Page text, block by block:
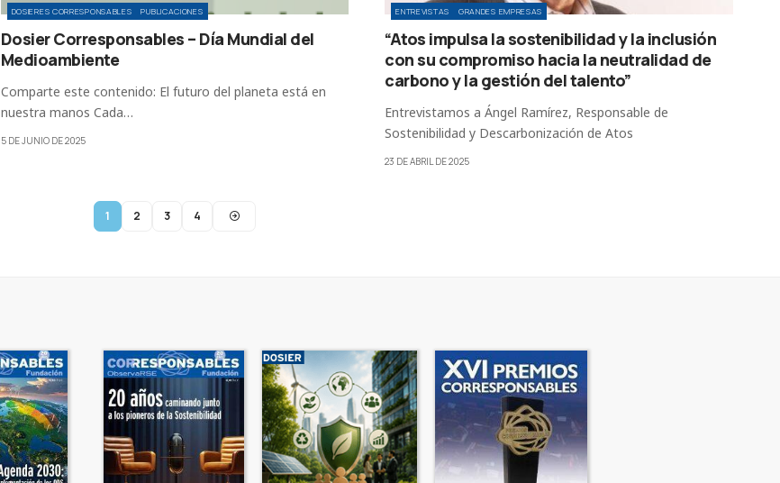
DOSIERES CORRESPONSABLES PUBLICACIONES
Dosier Corresponsables – Día Mundial del
Medioambiente
Comparte este contenido: El futuro del planeta está en
nuestra manos Cada…
5 DE JUNIO DE 2025
ENTREVISTAS GRANDES EMPRESAS
“Atos impulsa la sostenibilidad y la inclusión
con su compromiso hacia la neutralidad de
carbono y la gestión del talento”
Entrevistamos a Ángel Ramírez, Responsable de
Sostenibilidad y Descarbonización de Atos
23 DE ABRIL DE 2025
1 2 3 4